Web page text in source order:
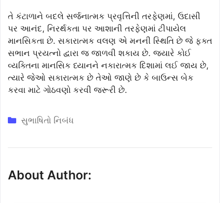
તે કંટાળાને બદલે સર્જનાત્મક પ્રવૃત્તિની તરફેણમાં, ઉદાસી
પર આનંદ, નિરર્થકતા પર આશાની તરફેણમાં ટીપાયેલ
માનસિકતા છે. સકારાત્મક વલણ એ મનની સ્થિતિ છે જે ફક્ત
સભાન પ્રયત્નો દ્વારા જ જાળવી શકાય છે. જ્યારે કોઈ
વ્યક્તિના માનસિક ધ્યાનને નકારાત્મક દિશામાં લઈ જાય છે,
ત્યારે જેઓ સકારાત્મક છે તેઓ જાણે છે કે બાઉન્સ બેક
કરવા માટે ગોઠવણો કરવી જરૂરી છે.
Categories
સુભાષિતો નિબંધ
About Author: